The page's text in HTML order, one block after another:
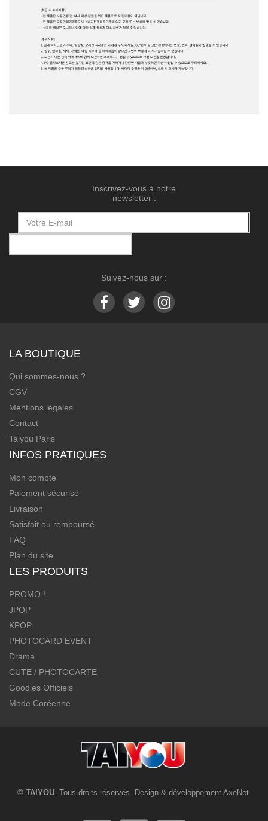
Inscrivez-vous à notre
newsletter :
Suivez-nous sur :
LA BOUTIQUE
Qui sommes-nous ?
CGV
Mentions légales
Contact
Taiyou Paris
INFOS PRATIQUES
Mon compte
Paiement sécurisé
Livraison
Satisfait ou remboursé
FAQ
Plan du site
LES PRODUITS
PROMO !
JPOP
KPOP
PHOTOCARD EVENT
Drama
CUTE / PHOTOCARTE
Goodies Officiels
Mode Coréenne
© TAIYOU. Tous droits réservés. Design & développement AxeNet.